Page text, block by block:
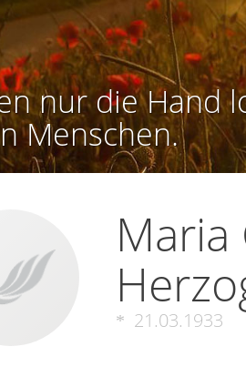
nur die Hand
Menschen.
Maria
21.03.1933